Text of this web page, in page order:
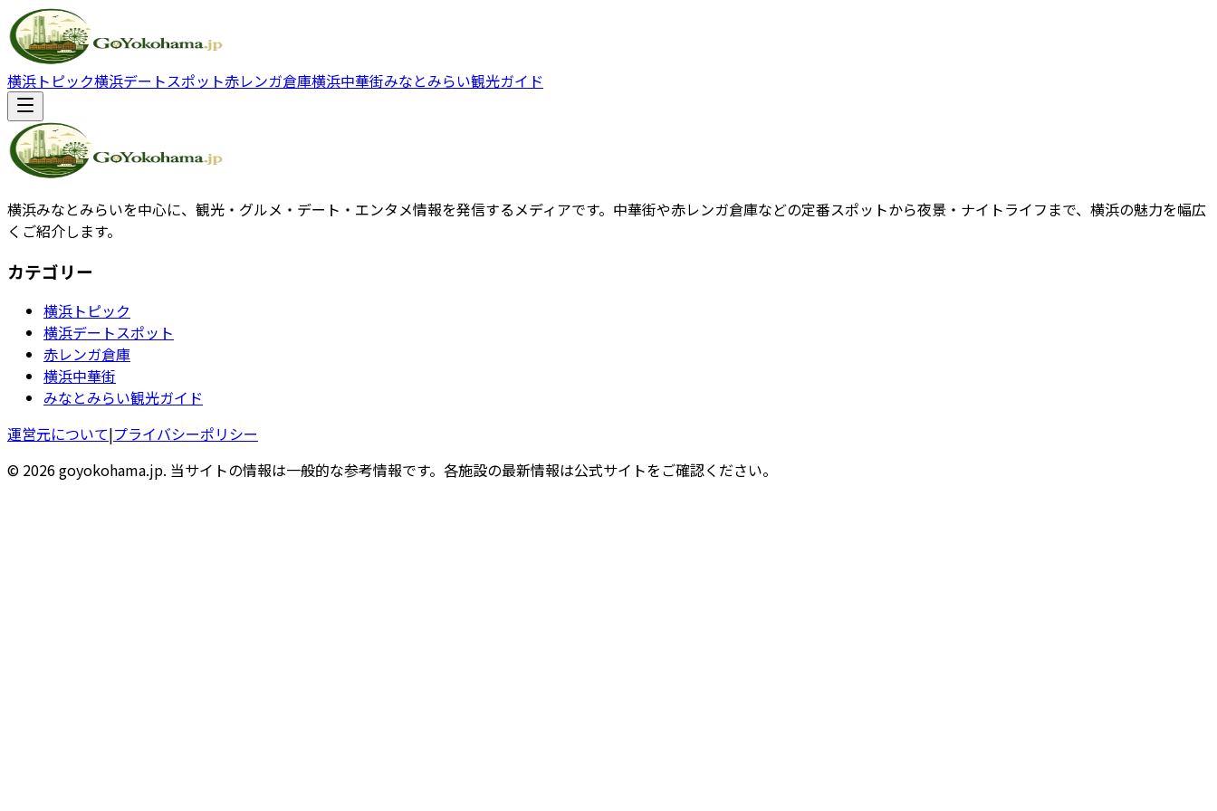
横浜トピック横浜デートスポット赤レンガ倉庫横浜中華街みなとみらい観光ガイド
横浜みなとみらいを中心に、観光・グルメ・デート・エンタメ情報を発信するメディアです。中華街や赤レンガ倉庫などの定番スポットから夜景・ナイトライフまで、横浜の魅力を幅広
くご紹介します。
カテゴリー
横浜トピック
横浜デートスポット
赤レンガ倉庫
横浜中華街
みなとみらい観光ガイド
運営元について|プライバシーポリシー
© 2026 goyokohama.jp. 当サイトの情報は一般的な参考情報です。各施設の最新情報は公式サイトをご確認ください。